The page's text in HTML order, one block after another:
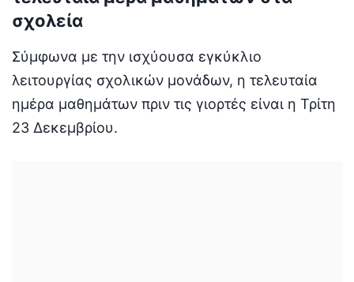
σχολεία
Σύμφωνα με την ισχύουσα εγκύκλιο
λειτουργίας σχολικών μονάδων, η τελευταία
ημέρα μαθημάτων πριν τις γιορτές είναι η Τρίτη
23 Δεκεμβρίου.